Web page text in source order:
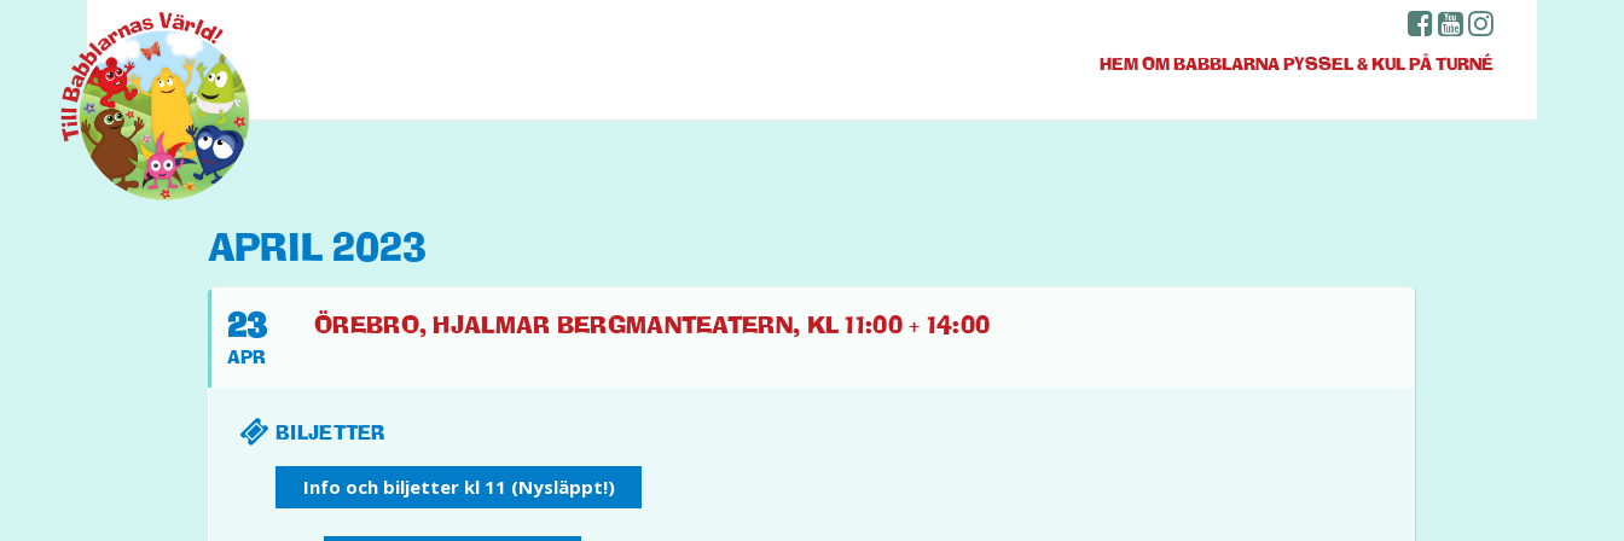
HEMOM BABBLARNAPYSSEL & KULPÅ TURNÉ
APRIL 2023
23
APR
ÖREBRO, HJALMAR BERGMANTEATERN, KL 11:00 + 14:00
BILJETTER
Info och biljetter kl 11 (Nysläppt!)